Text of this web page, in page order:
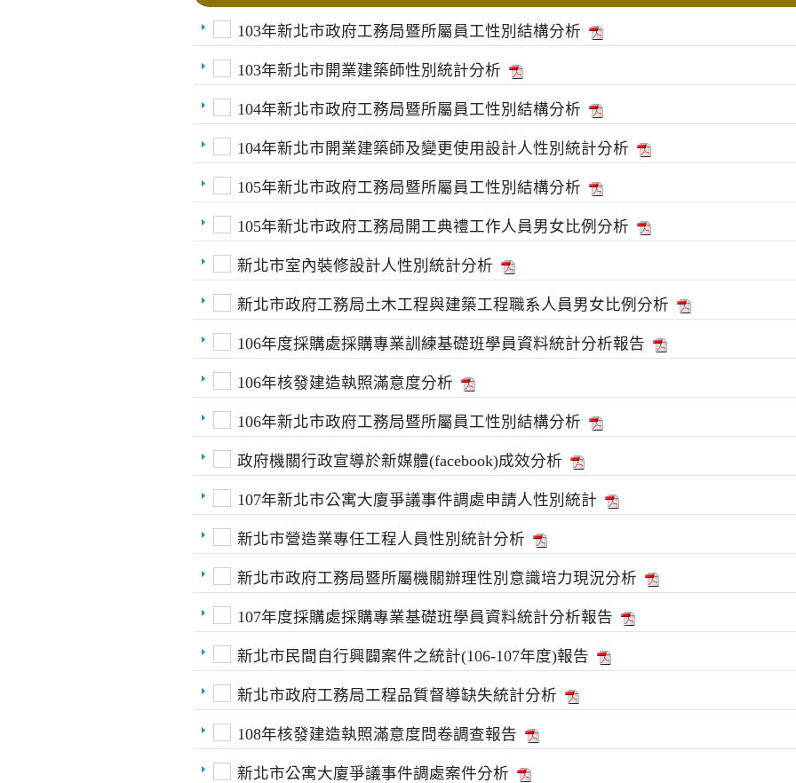
103年新北市政府工務局暨所屬員工性別結構分析
103年新北市開業建築師性別統計分析
104年新北市政府工務局暨所屬員工性別結構分析
104年新北市開業建築師及變更使用設計人性別統計分析
105年新北市政府工務局暨所屬員工性別結構分析
105年新北市政府工務局開工典禮工作人員男女比例分析
新北市室內裝修設計人性別統計分析
新北市政府工務局土木工程與建築工程職系人員男女比例分析
106年度採購處採購專業訓練基礎班學員資料統計分析報告
106年核發建造執照滿意度分析
106年新北市政府工務局暨所屬員工性別結構分析
政府機關行政宣導於新媒體(facebook)成效分析
107年新北市公寓大廈爭議事件調處申請人性別統計
新北市營造業專任工程人員性別統計分析
新北市政府工務局暨所屬機關辦理性別意識培力現況分析
107年度採購處採購專業基礎班學員資料統計分析報告
新北市民間自行興闢案件之統計(106-107年度)報告
新北市政府工務局工程品質督導缺失統計分析
108年核發建造執照滿意度問卷調查報告
新北市公寓大廈爭議事件調處案件分析